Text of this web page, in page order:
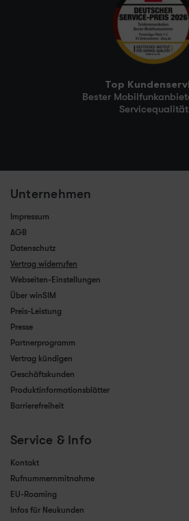
Top
Bester
Servicequalität
Unternehmen
Impressum
AGB
Datenschutz
Vertrag widerrufen
Webseiten-Einstellungen
Über winSIM
Preis-Leistung
Presse
Partnerprogramm
Vertrag kündigen
Geschäftskunden
Produktinformationsblätter
Barrierefreiheit
Service & Info
Kontakt
Rufnummernmitnahme
EU-Roaming
Infos für Neukunden